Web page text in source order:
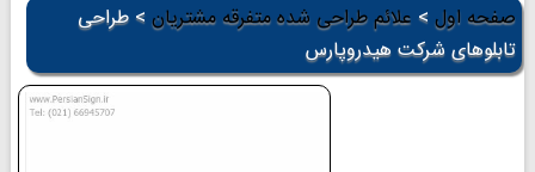
صفحه اول > علائم طراحی شده متفرقه مشتریان > طراحی
تابلوهای شرکت هیدروپارس